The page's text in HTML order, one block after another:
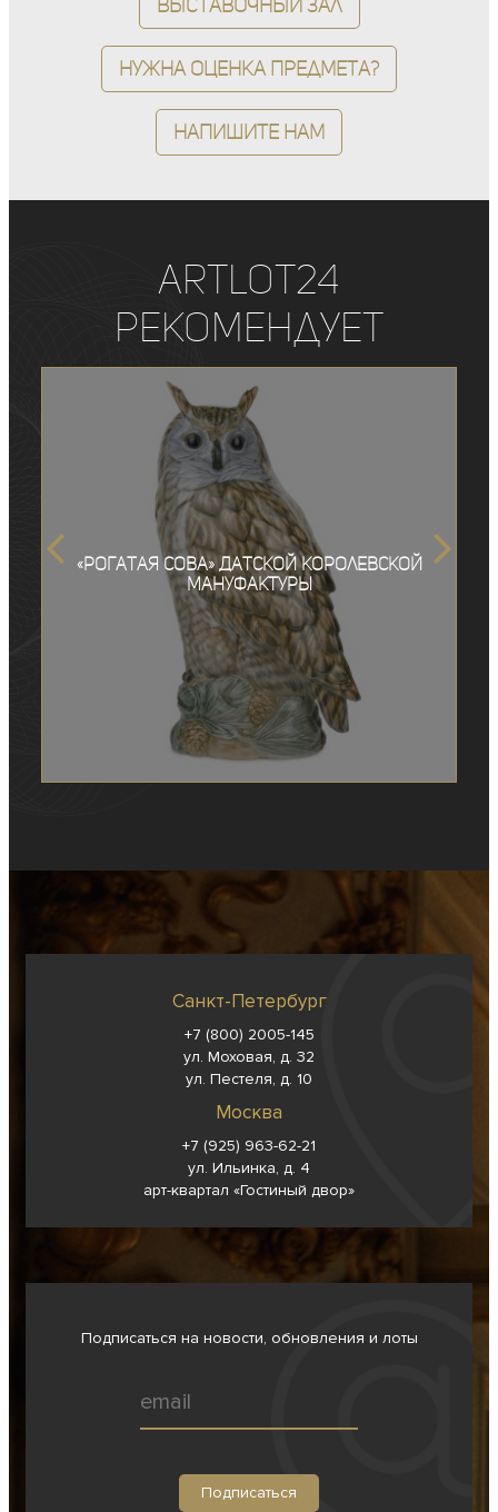
Нужна оценка предмета?
Напишите нам
ArtLot24
рекомендует
«Рогатая сова» Датской королевской
мануфактуры
Санкт-Петербург
+7 (800) 2005-145
ул. Моховая, д. 32
ул. Пестеля, д. 10
Москва
+7 (925) 963-62-21
ул. Ильинка, д. 4
арт-квартал «Гостиный двор»
Подписаться на новости, обновления и лоты